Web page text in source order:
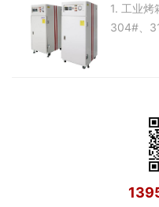
1. 工业烤
304#、